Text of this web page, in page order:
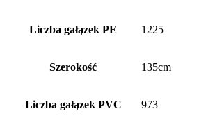
Liczba gałązek PE 1225
Szerokość 135cm
Liczba gałązek PVC 973